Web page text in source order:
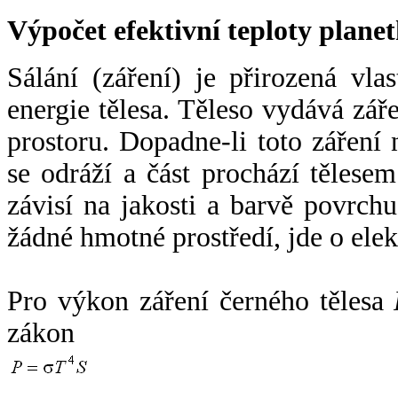
Výpočet efektivní teploty
Sálání (záření) je přirozená
energie tělesa. Těleso vydává
prostoru. Dopadne-li toto záření
se odráží a část prochází
závisí na jakosti a barvě
žádné hmotné prostředí, jde o
Pro výkon záření černého tělesa
zákon